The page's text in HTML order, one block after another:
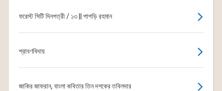
ফরেস্ট সিটি দিনপত্রী / ১৩ || পাপড়ি রহমান
শ্রাবণবিদায়
জাকির জাফরান, বাংলা কবিতার তিন দশকের তবিলদার